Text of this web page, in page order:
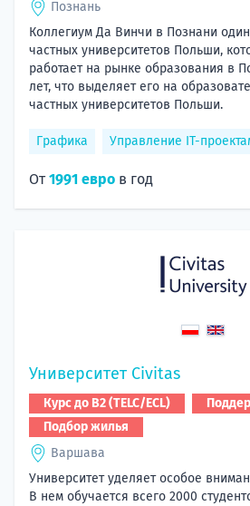
Познань
Коллегиум Да Винчи в Познани
частных университетов Польши,
работает на рынке образования в
лет, что выделяет его на
частных университетов Польши.
Графика Управление ІТ-
От1991 евро в год
Университет Civitas
Курс до B2 (TELC/ECL)
Подбор жилья
Варшава
Университет уделяет особое
В нем обучается всего 2000